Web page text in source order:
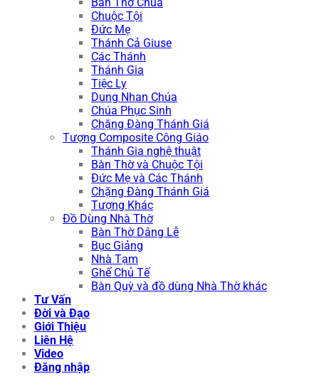
Chuộc Tội
Đức Mẹ
Thánh Cả Giuse
Các Thánh
Thánh Gia
Tiệc Ly
Dung Nhan Chúa
Chúa Phục Sinh
Chặng Đàng Thánh Giá
Tượng Composite Công Giáo
Thánh Gia nghệ thuật
Bàn Thờ và Chuộc Tội
Đức Mẹ và Các Thánh
Chặng Đàng Thánh Giá
Tượng Khác
Đồ Dùng Nhà Thờ
Bàn Thờ Dâng Lễ
Bục Giảng
Nhà Tạm
Ghế Chủ Tế
Bàn Quỳ và đồ dùng Nhà Thờ khác
Tư Vấn
Đời và Đạo
Giới Thiệu
Liên Hệ
Video
Đăng nhập